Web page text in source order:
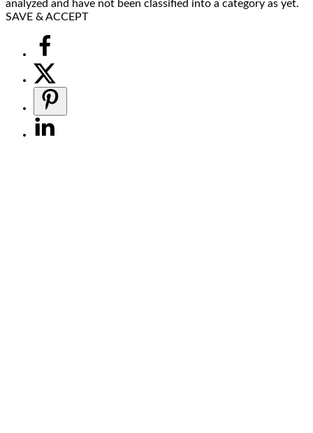
analyzed and have not been classified into a category as yet.
SAVE & ACCEPT